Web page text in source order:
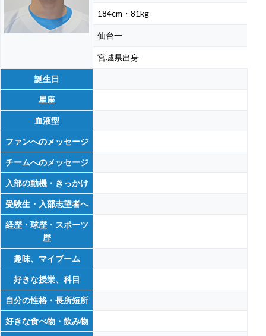
184cm・81kg
仙台一
宮城県出身
誕生日
星座
血液型
ファンへのメッセージ
チームへのメッセージ
入部の動機・きっかけ
受験生・入部志望者へ
経歴・球歴・スポーツ
歴
趣味、マイブーム
好きな授業、科目
自分の性格・長所短所
好きな食べ物・飲み物